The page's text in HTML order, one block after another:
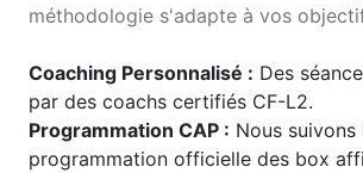
méthodologie s'adapte à vos
Coaching Personnalisé : Des
par des coachs certifiés CF-L2.
Programmation CAP : Nous suivons
programmation officielle des box